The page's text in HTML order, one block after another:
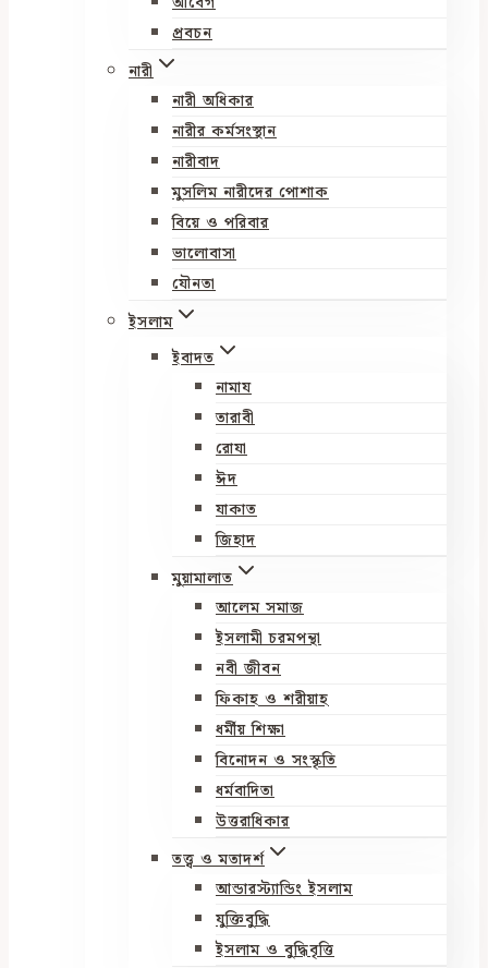
প্রবচন
নারী
নারী অধিকার
নারীর কর্মসংস্থান
নারীবাদ
মুসলিম নারীদের পোশাক
বিয়ে ও পরিবার
ভালোবাসা
যৌনতা
ইসলাম
ইবাদত
নামায
তারাবী
রোযা
ঈদ
যাকাত
জিহাদ
মুয়ামালাত
আলেম সমাজ
ইসলামী চরমপন্থা
নবী জীবন
ফিকাহ ও শরীয়াহ
ধর্মীয় শিক্ষা
বিনোদন ও সংস্কৃতি
ধর্মবাদিতা
উত্তরাধিকার
তত্ত্ব ও মতাদর্শ
আন্ডারস্ট্যান্ডিং ইসলাম
যুক্তিবুদ্ধি
ইসলাম ও বুদ্ধিবৃত্তি